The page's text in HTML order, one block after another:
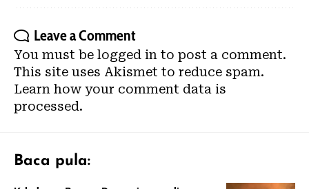
Leave a Comment
You must be logged in to post a comment.
This site uses Akismet to reduce spam.
Learn how your comment data is
processed.
Baca pula: